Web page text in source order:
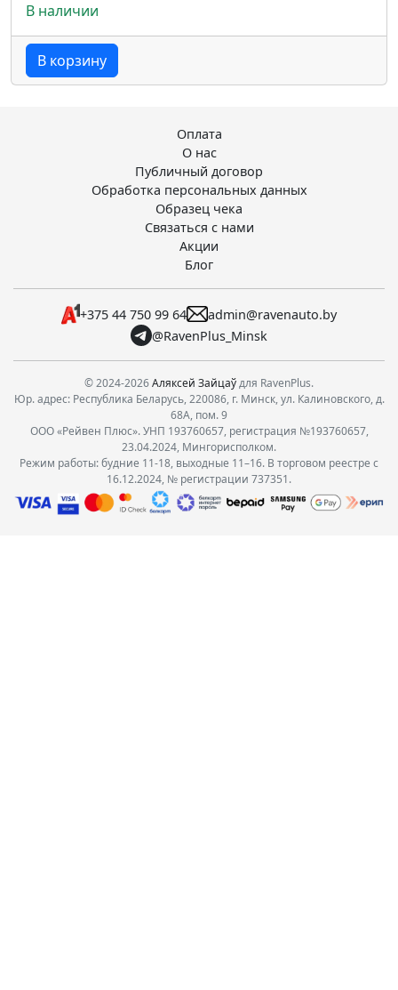
В наличии
В корзину
Оплата
О нас
Публичный договор
Обработка персональных данных
Образец чека
Связаться с нами
Акции
Блог
+375 44 750 99 64
admin@ravenauto.by
@RavenPlus_Minsk
© 2024-2026Аляксей Зайцаўдля RavenPlus.
Юр. адрес: Республика Беларусь, 220086, г. Минск, ул. Калиновского, д.
68А, пом. 9
ООО «Рейвен Плюс». УНП 193760657, регистрация №193760657,
23.04.2024, Мингорисполком.
Режим работы: будние 11-18, выходные 11–16. В торговом реестре с
16.12.2024, № регистрации 737351.